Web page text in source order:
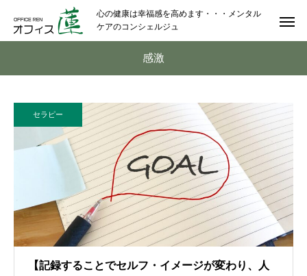
心の健康は幸福感を高めます・・・メンタル
ケアのコンシェルジュ
感激
セラピー
【記録することでセルフ・イメージが変わり、人